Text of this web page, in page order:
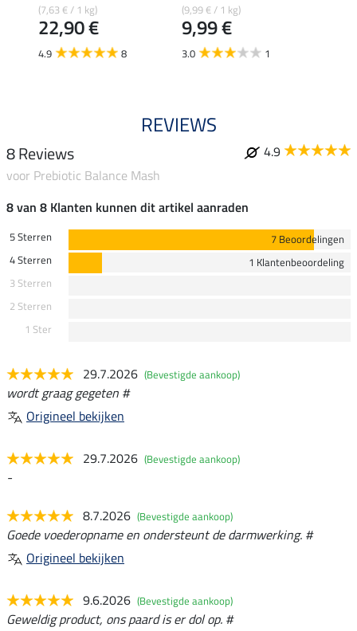
(7,63 € / 1 kg)
22,90 €
4.9 8
(9,99 € / 1 kg)
9,99 €
3.0 1
REVIEWS
8 Reviews
4.9
voor Prebiotic Balance Mash
8 van 8 Klanten kunnen dit artikel aanraden
5 Sterren
7 Beoordelingen
4 Sterren
1 Klantenbeoordeling
3 Sterren
2 Sterren
1 Ster
29.7.2026 (Bevestigde aankoop)
wordt graag gegeten #
Origineel bekijken
29.7.2026 (Bevestigde aankoop)
-
8.7.2026 (Bevestigde aankoop)
Goede voederopname en ondersteunt de darmwerking. #
Origineel bekijken
9.6.2026 (Bevestigde aankoop)
Geweldig product, ons paard is er dol op. #